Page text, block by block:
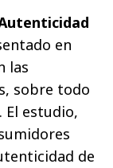
en
las
sobre todo
El estudio,
de